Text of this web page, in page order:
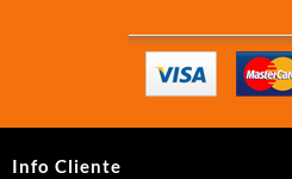
Info Cliente